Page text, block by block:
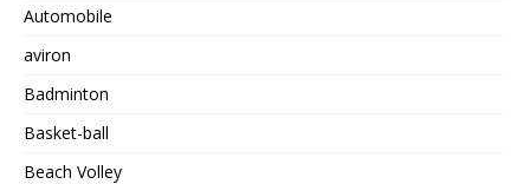
Automobile
aviron
Badminton
Basket-ball
Beach Volley